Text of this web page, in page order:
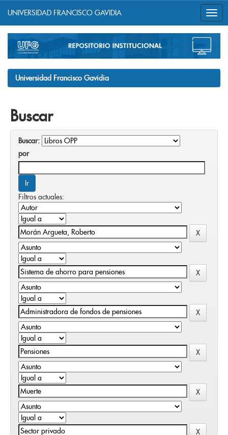
navigation
UNIVERSIDAD FRANCISCO GAVIDIA
Universidad Francisco Gavidia
Buscar
Buscar:
por
Filtros actuales: